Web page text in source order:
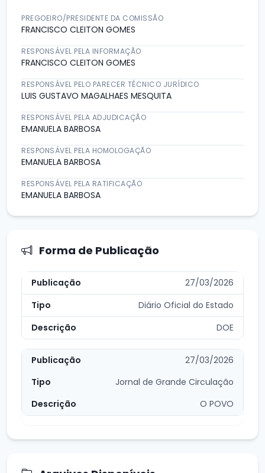
PREGOEIRO/PRESIDENTE DA COMISSÃO
FRANCISCO CLEITON GOMES
RESPONSÁVEL PELA INFORMAÇÃO
FRANCISCO CLEITON GOMES
RESPONSÁVEL PELO PARECER TÉCNICO JURÍDICO
LUIS GUSTAVO MAGALHAES MESQUITA
RESPONSÁVEL PELA ADJUDICAÇÃO
EMANUELA BARBOSA
RESPONSÁVEL PELA HOMOLOGAÇÃO
EMANUELA BARBOSA
RESPONSÁVEL PELA RATIFICAÇÃO
EMANUELA BARBOSA
Forma de Publicação
27/03/2026
Diário Oficial do Estado
DOE
27/03/2026
Jornal de Grande Circulação
O POVO